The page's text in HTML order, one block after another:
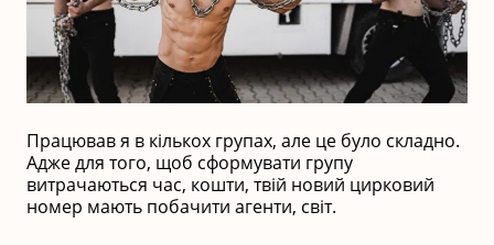
Працював я в кількох групах, але це було складно.
Адже для того, щоб сформувати групу
витрачаються час, кошти, твій новий цирковий
номер мають побачити агенти, світ.